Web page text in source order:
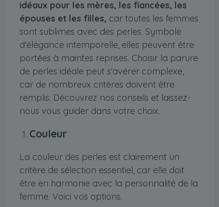
idéaux pour les mères, les fiancées, les
épouses et les filles, car toutes les femmes
sont sublimes avec des perles. Symbole
d'élégance intemporelle, elles peuvent être
portées à maintes reprises. Choisir la parure
de perles idéale peut s'avérer complexe,
car de nombreux critères doivent être
remplis. Découvrez nos conseils et laissez-
nous vous guider dans votre choix.
Couleur
La couleur des perles est clairement un
critère de sélection essentiel, car elle doit
être en harmonie avec la personnalité de la
femme. Voici vos options.